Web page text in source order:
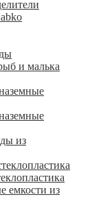
и малька
из
емкости из